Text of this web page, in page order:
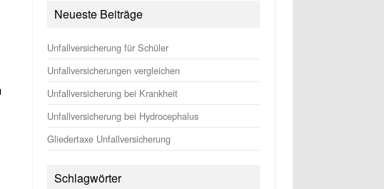
Neueste Beiträge
Unfallversicherung für Schüler
Unfallversicherungen vergleichen
Unfallversicherung bei Krankheit
Unfallversicherung bei Hydrocephalus
Gliedertaxe Unfallversicherung
Schlagwörter